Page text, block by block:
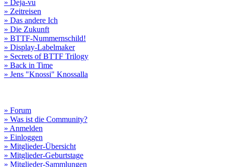
» Deja-vu
» Zeitreisen
» Das andere Ich
» Die Zukunft
» BTTF-Nummernschild!
» Display-Labelmaker
» Secrets of BTTF Trilogy
» Back in Time
» Jens "Knossi" Knossalla
» Forum
» Was ist die Community?
» Anmelden
» Einloggen
» Mitglieder-Übersicht
» Mitglieder-Geburtstage
» Mitglieder-Sammlungen